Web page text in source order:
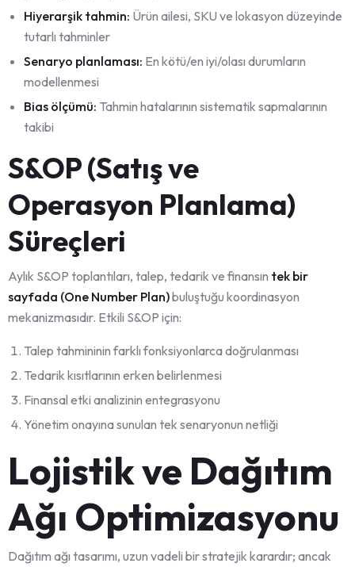
Hiyerarşik tahmin: Ürün ailesi, SKU ve lokasyon düzeyinde
tutarlı tahminler
Senaryo planlaması: En kötü/en iyi/olası durumların
modellenmesi
Bias ölçümü: Tahmin hatalarının sistematik sapmalarının
takibi
S&OP (Satış ve
Operasyon Planlama)
Süreçleri
Aylık S&OP toplantıları, talep, tedarik ve finansın tek bir
sayfada (One Number Plan)buluştuğu koordinasyon
mekanizmasıdır. Etkili S&OP için:
Talep tahmininin farklı fonksiyonlarca doğrulanması
Tedarik kısıtlarının erken belirlenmesi
Finansal etki analizinin entegrasyonu
Yönetim onayına sunulan tek senaryonun netliği
Lojistik ve Dağıtım
Ağı Optimizasyonu
Dağıtım ağı tasarımı, uzun vadeli bir stratejik karardır; ancak